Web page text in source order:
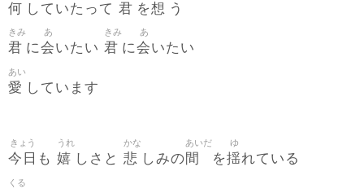
何 していたって 君 を想 う
君
きみ
に会
あ
いたい 君
きみ
に会
あ
いたい
愛
あい
しています
今日
きょう
も 嬉
うれ
しさと 悲
かな
しみの間
あいだ
を揺
ゆ
れている
くる